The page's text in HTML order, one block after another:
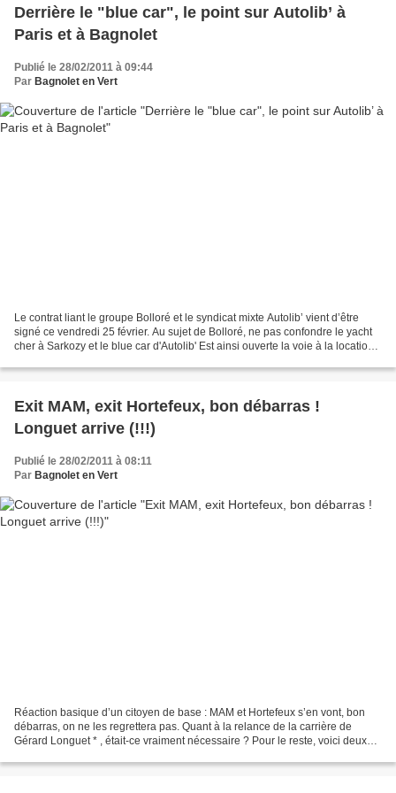
Derrière le "blue car", le point sur Autolib’ à
Paris et à Bagnolet
Publié le 28/02/2011 à 09:44
Par Bagnolet en Vert
Le contrat liant le groupe Bolloré et le syndicat mixte Autolib’ vient d’être
signé ce vendredi 25 février. Au sujet de Bolloré, ne pas confondre le yacht
cher à Sarkozy et le blue car d'Autolib' Est ainsi ouverte la voie à la location
Exit MAM, exit Hortefeux, bon débarras !
Longuet arrive (!!!)
Publié le 28/02/2011 à 08:11
Par Bagnolet en Vert
Réaction basique d’un citoyen de base : MAM et Hortefeux s’en vont, bon
débarras, on ne les regrettera pas. Quant à la relance de la carrière de
Gérard Longuet * , était-ce vraiment nécessaire ? Pour le reste, voici deux